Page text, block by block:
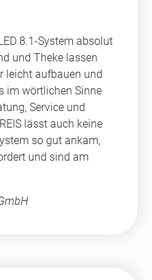
8.1-System absolut
und Theke lassen
leicht aufbauen und
im wörtlichen Sinne
Service und
lässt auch keine
so gut ankam,
und sind am